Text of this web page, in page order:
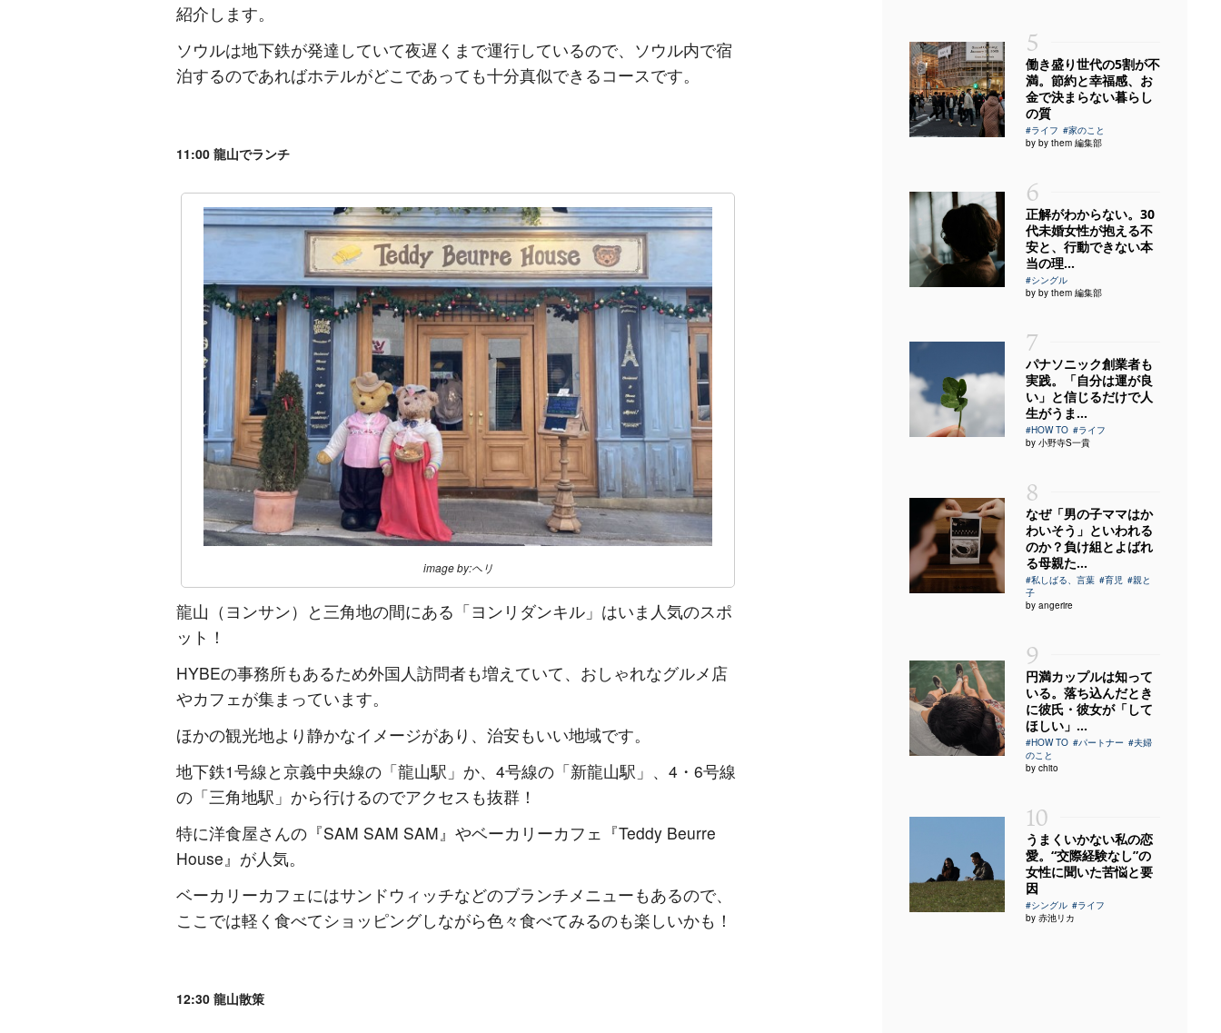
紹介します。
ソウルは地下鉄が発達していて夜遅くまで運行しているので、ソウル内で宿
泊するのであればホテルがどこであっても十分真似できるコースです。
11:00 龍山でランチ
image by:ヘリ
龍山（ヨンサン）と三角地の間にある「ヨンリダンキル」はいま人気のスポ
ット！
HYBEの事務所もあるため外国人訪問者も増えていて、おしゃれなグルメ店
やカフェが集まっています。
ほかの観光地より静かなイメージがあり、治安もいい地域です。
地下鉄1号線と京義中央線の「龍山駅」か、4号線の「新龍山駅」、4・6号線
の「三角地駅」から行けるのでアクセスも抜群！
特に洋食屋さんの『SAM SAM SAM』やベーカリーカフェ『Teddy Beurre
House』が人気。
ベーカリーカフェにはサンドウィッチなどのブランチメニューもあるので、
ここでは軽く食べてショッピングしながら色々食べてみるのも楽しいかも！
12:30 龍山散策
5
働き盛り世代の5割が不
満。節約と幸福感、お
金で決まらない暮らし
の質
#ライフ #家のこと
by by them 編集部
6
正解がわからない。30
代未婚女性が抱える不
安と、行動できない本
当の理...
#シングル
by by them 編集部
7
パナソニック創業者も
実践。「自分は運が良
い」と信じるだけで人
生がうま...
#HOW TO #ライフ
by 小野寺S一貴
8
なぜ「男の子ママはか
わいそう」といわれる
のか？負け組とよばれ
る母親た...
#私しばる、言葉 #育児 #親と
子
by angerire
9
円満カップルは知って
いる。落ち込んだとき
に彼氏・彼女が「して
ほしい」...
#HOW TO #パートナー #夫婦
のこと
by chito
10
うまくいかない私の恋
愛。“交際経験なし”の
女性に聞いた苦悩と要
因
#シングル #ライフ
by 赤池リカ